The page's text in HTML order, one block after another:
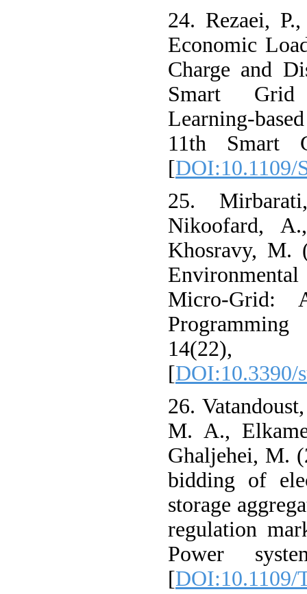
24. Rezaei,
Economic
Charge and
Smart Grid
Learning-
11th Smart
[DOI:10.1109/
25.
Nikoofard,
Khosravy, M.
Micro-Grid:
Programming
[DOI:10.3390/
26.
M. A.,
Ghaljehei, M.
bidding of
storage
regulation
Power
[DOI:10.1109/